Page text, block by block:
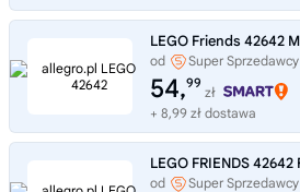
od Super Sprzedawcy
54,99
zł
+ 8,99 zł dostawa
od Super Sprzedawcy